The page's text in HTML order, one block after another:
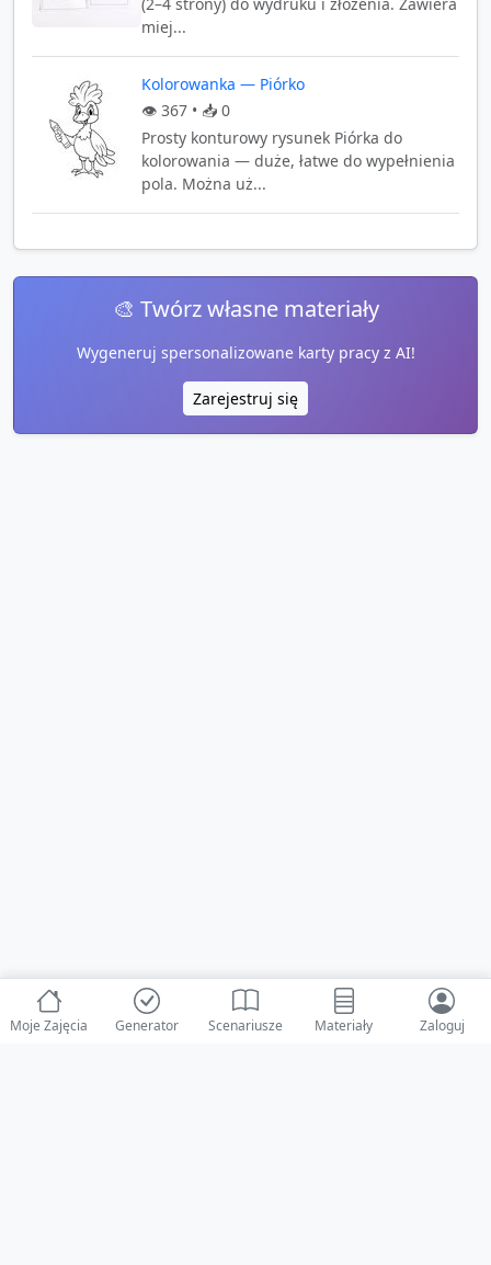
miej...
Kolorowanka — Piórko
👁️ 367 • 📥 0
Prosty konturowy rysunek Piórka do
kolorowania — duże, łatwe do wypełnienia
pola. Można uż...
🎨 Twórz własne materiały
Wygeneruj spersonalizowane karty pracy z AI!
Zarejestruj się
Moje Zajęcia Generator Scenariusze Materiały Zaloguj